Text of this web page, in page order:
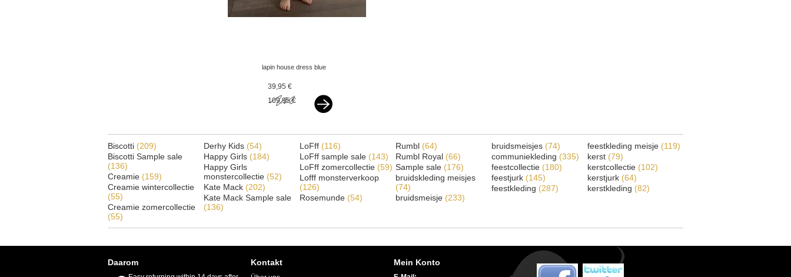
lapin house dress blue
39,95 €
109,95 €
Biscotti (209)
Biscotti Sample sale
(136)
Creamie (159)
Creamie wintercollectie
(55)
Creamie zomercollectie
(55)
Derhy Kids (54)
Happy Girls (184)
Happy Girls
monstercollectie (52)
Kate Mack (202)
Kate Mack Sample sale
(136)
LoFff (116)
LoFff sample sale (143)
LoFff zomercollectie (59)
Lofff monsterverkoop
(126)
Rosemunde (54)
Rumbl (64)
Rumbl Royal (66)
Sample sale (176)
bruidskleding meisjes
(74)
bruidsmeisje (233)
bruidsmeisjes (74)
communiekleding (335)
feestcollectie (180)
feestjurk (145)
feestkleding (287)
feestkleding meisje (119)
kerst (79)
kerstcollectie (102)
kerstjurk (64)
kerstkleding (82)
Daarom Kontakt Mein Konto